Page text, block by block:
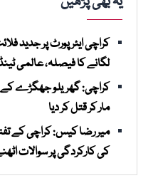
کراچی ایئرپورٹ پر جدید
لگانے کا فیصلہ، عالمی
کراچی: گھریلو جھگڑے کے
مار کر قتل کر دیا
میر رضا کیس: کراچی کے
کی کارکردگی پر سوالات